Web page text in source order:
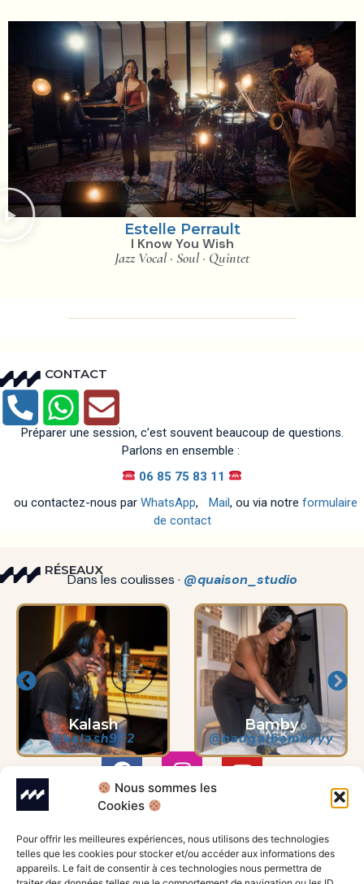
Nous sommes les
Cookies
Pour offrir les meilleures expériences, nous utilisons des technologies
telles que les cookies pour stocker et/ou accéder aux informations des
appareils. Le fait de consentir à ces technologies nous permettra de
Estelle Perrault
I Know You Wish
Jazz Vocal · Soul · Quintet
CONTACT
Préparer une session, c’est souvent beaucoup de questions.
Parlons en ensemble :
06 85 75 83 11
ou contactez-nous par WhatsApp, Mail, ou via notre formulaire
de contact
RÉSEAUX
Dans les coulisses · @quaison_studio
Bamby
@badgalbambyyy
SON
STUDIO
Studio Manager
AU STUDIO
Studio Quai Son
Instagram
Facebook